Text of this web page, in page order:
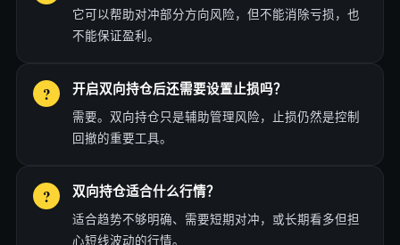
它可以帮助对冲部分方向风险，但不能消除亏损，也
不能保证盈利。
开启双向持仓后还需要设置止损吗？
需要。双向持仓只是辅助管理风险，止损仍然是控制
回撤的重要工具。
双向持仓适合什么行情？
适合趋势不够明确、需要短期对冲，或长期看多但担
心短线波动的行情。